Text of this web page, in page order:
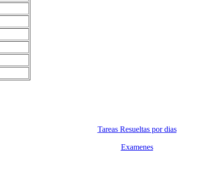
Tareas Resueltas por dias
Examenes